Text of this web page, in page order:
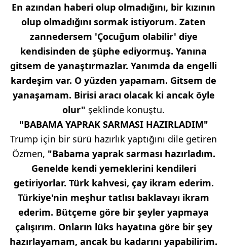
En azından haberi olup olmadığını, bir kızının
olup olmadığını sormak istiyorum. Zaten
zannedersem 'Çocuğum olabilir' diye
kendisinden de şüphe ediyormuş. Yanına
gitsem de yanaştırmazlar. Yanımda da engelli
kardeşim var. O yüzden yapamam. Gitsem de
yanaşamam. Birisi aracı olacak ki ancak öyle
olur" şeklinde konuştu.
"BABAMA YAPRAK SARMASI HAZIRLADIM"
Trump için bir sürü hazırlık yaptığını dile getiren
Özmen, "Babama yaprak sarması hazırladım.
Genelde kendi yemeklerini kendileri
getiriyorlar. Türk kahvesi, çay ikram ederim.
Türkiye'nin meşhur tatlısı baklavayı ikram
ederim. Bütçeme göre bir şeyler yapmaya
çalışırım. Onların lüks hayatına göre bir şey
hazırlayamam, ancak bu kadarını yapabilirim.